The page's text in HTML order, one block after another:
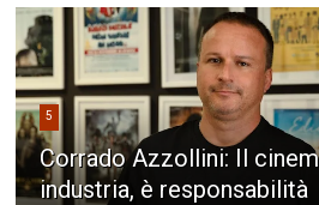
5
Corrado Azzollini: Il
industria, è responsabilità